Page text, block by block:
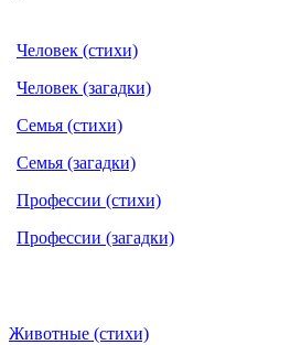
Человек (стихи)
Человек (загадки)
Семья (стихи)
Семья (загадки)
Профессии (стихи)
Профессии (загадки)
Животные (стихи)